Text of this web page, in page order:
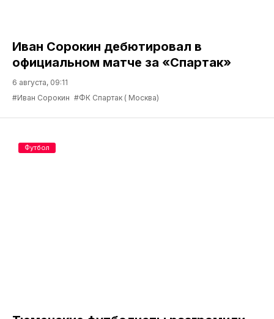
Иван Сорокин дебютировал в
официальном матче за «Спартак»
6 августа, 09:11
#Иван Сорокин #ФК Спартак ( Москва)
Футбол